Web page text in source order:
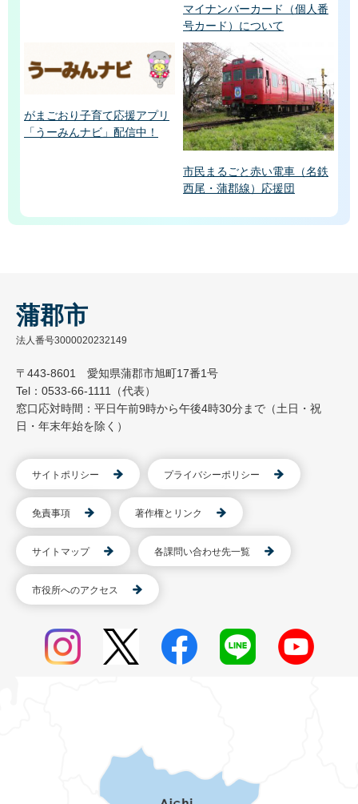
マイナンバーカード（個人番
号カード）について
がまごおり子育て応援アプリ
「うーみんナビ」配信中！
市民まるごと赤い電車（名鉄
西尾・蒲郡線）応援団
蒲郡市
法人番号3000020232149
〒443-8601 愛知県蒲郡市旭町17番1号
Tel：0533-66-1111（代表）
窓口応対時間：平日午前9時から午後4時30分まで（土日・祝
日・年末年始を除く）
サイトポリシー プライバシーポリシー
免責事項 著作権とリンク
サイトマップ 各課問い合わせ先一覧
市役所へのアクセス